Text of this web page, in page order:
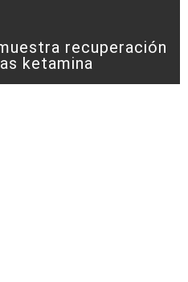
recuperación
ketamina